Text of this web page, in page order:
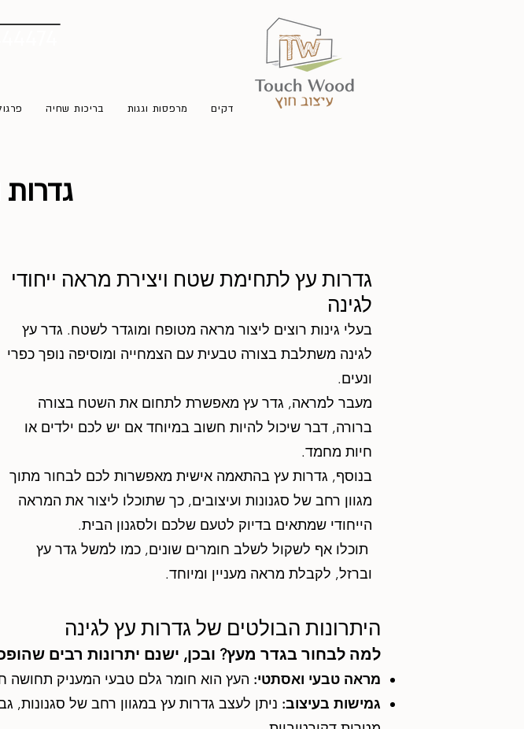
דקים מרפסות וגגות בריכות שחיה
גדרות עץ לתחימת שטח ויצירת מראה ייחודי
לגינה
בעלי גינות רוצים ליצור מראה מטופח ומוגדר לשטח. גדר עץ
לגינה משתלבת בצורה טבעית עם הצמחייה ומוסיפה נופך כפרי
ונעים.
מעבר למראה, גדר עץ מאפשרת לתחום את השטח בצורה
ברורה, דבר שיכול להיות חשוב במיוחד אם יש לכם ילדים או
חיות מחמד.
בנוסף, גדרות עץ בהתאמה אישית מאפשרות לכם לבחור מתוך
מגוון רחב של סגנונות ועיצובים, כך שתוכלו ליצור את המראה
הייחודי שמתאים בדיוק לטעם שלכם ולסגנון הבית.
תוכלו אף לשקול לשלב חומרים שונים, כמו למשל גדר עץ
וברזל, לקבלת מראה מעניין ומיוחד.
היתרונות הבולטים של גדרות עץ לגינה
למה לבחור בגדר מעץ? ובכן, ישנם יתרונות רבים
מראה טבעי ואסתטי: העץ הוא חומר גלם טבעי המעניק תחושה
גמישות בעיצוב: ניתן לעצב גדרות עץ במגוון רחב של סגנונות,